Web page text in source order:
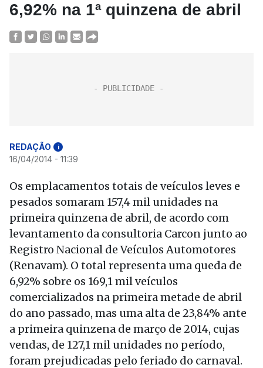
6,92% na 1ª quinzena de abril
REDAÇÃO i
16/04/2014 - 11:39
Os emplacamentos totais de veículos leves e
pesados somaram 157,4 mil unidades na
primeira quinzena de abril, de acordo com
levantamento da consultoria Carcon junto ao
Registro Nacional de Veículos Automotores
(Renavam). O total representa uma queda de
6,92% sobre os 169,1 mil veículos
comercializados na primeira metade de abril
do ano passado, mas uma alta de 23,84% ante
a primeira quinzena de março de 2014, cujas
vendas, de 127,1 mil unidades no período,
foram prejudicadas pelo feriado do carnaval.